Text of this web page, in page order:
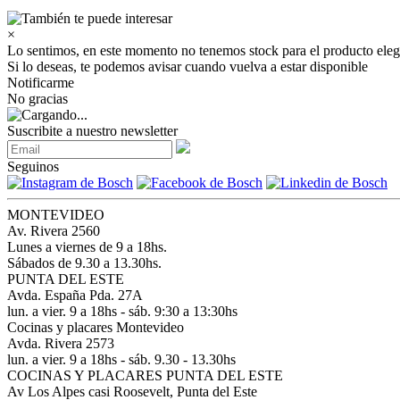
×
Lo sentimos, en este momento no tenemos stock para el producto
Si lo deseas, te podemos avisar cuando vuelva a estar disponible
Notificarme
No gracias
Suscribite a nuestro newsletter
Seguinos
MONTEVIDEO
Av. Rivera 2560
Lunes a viernes de 9 a 18hs.
Sábados de 9.30 a 13.30hs.
PUNTA DEL ESTE
Avda. España Pda. 27A
lun. a vier. 9 a 18hs - sáb. 9:30 a 13:30hs
Cocinas y placares Montevideo
Avda. Rivera 2573
lun. a vier. 9 a 18hs - sáb. 9.30 - 13.30hs
COCINAS Y PLACARES PUNTA DEL ESTE
Av Los Alpes casi Roosevelt, Punta del Este